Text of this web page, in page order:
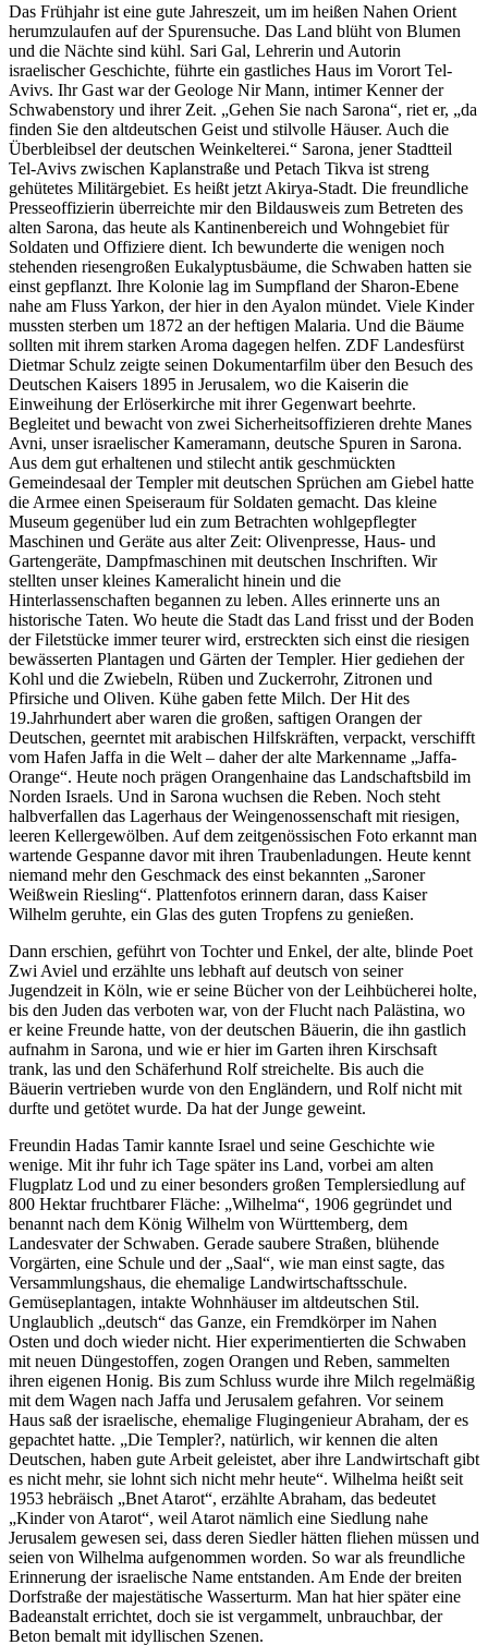
Das Frühjahr ist eine gute Jahreszeit, um im heißen Nahen Orient
herumzulaufen auf der Spurensuche. Das Land blüht von Blumen
und die Nächte sind kühl. Sari Gal, Lehrerin und Autorin
israelischer Geschichte, führte ein gastliches Haus im Vorort Tel-
Avivs. Ihr Gast war der Geologe Nir Mann, intimer Kenner der
Schwabenstory und ihrer Zeit.
Gehen Sie nach Sarona , riet er,
da
finden Sie den altdeutschen Geist und stilvolle Häuser. Auch die
Überbleibsel der deutschen Weinkelterei.
Sarona, jener Stadtteil
Tel-Avivs zwischen Kaplanstraße und Petach Tikva ist streng
gehütetes Militärgebiet. Es heißt jetzt Akirya-Stadt. Die freundliche
Presseoffizierin überreichte mir den Bildausweis zum Betreten des
alten Sarona, das heute als Kantinenbereich und Wohngebiet für
Soldaten und Offiziere dient. Ich bewunderte die wenigen noch
stehenden riesengroßen Eukalyptusbäume, die Schwaben hatten sie
einst gepflanzt. Ihre Kolonie lag im Sumpfland der Sharon-Ebene
nahe am Fluss Yarkon, der hier in den Ayalon mündet. Viele Kinder
mussten sterben um 1872 an der heftigen Malaria. Und die Bäume
sollten mit ihrem starken Aroma dagegen helfen. ZDF Landesfürst
Dietmar Schulz zeigte seinen Dokumentarfilm über den Besuch des
Deutschen Kaisers 1895 in Jerusalem, wo die Kaiserin die
Einweihung der Erlöserkirche mit ihrer Gegenwart beehrte.
Begleitet und bewacht von zwei Sicherheitsoffizieren drehte Manes
Avni, unser israelischer Kameramann, deutsche Spuren in Sarona.
Aus dem gut erhaltenen und stilecht antik geschmückten
Gemeindesaal der Templer mit deutschen Sprüchen am Giebel hatte
die Armee einen Speiseraum für Soldaten gemacht. Das kleine
Museum gegenüber lud ein zum Betrachten wohlgepflegter
Maschinen und Geräte aus alter Zeit: Olivenpresse, Haus- und
Gartengeräte, Dampfmaschinen mit deutschen Inschriften. Wir
stellten unser kleines Kameralicht hinein und die
Hinterlassenschaften begannen zu leben. Alles erinnerte uns an
historische Taten. Wo heute die Stadt das Land frisst und der Boden
der Filetstücke immer teurer wird, erstreckten sich einst die riesigen
bewässerten Plantagen und Gärten der Templer. Hier gediehen der
Kohl und die Zwiebeln, Rüben und Zuckerrohr, Zitronen und
Pfirsiche und Oliven. Kühe gaben fette Milch. Der Hit des
19.Jahrhundert aber waren die großen, saftigen Orangen der
Deutschen, geerntet mit arabischen Hilfskräften, verpackt, verschifft
vom Hafen Jaffa in die Welt – daher der alte Markenname
Jaffa-
Orange . Heute noch prägen Orangenhaine das Landschaftsbild im
Norden Israels. Und in Sarona wuchsen die Reben. Noch steht
halbverfallen das Lagerhaus der Weingenossenschaft mit riesigen,
leeren Kellergewölben. Auf dem zeitgenössischen Foto erkannt man
wartende Gespanne davor mit ihren Traubenladungen. Heute kennt
niemand mehr den Geschmack des einst bekannten
Saroner
Weißwein Riesling . Plattenfotos erinnern daran, dass Kaiser
Wilhelm geruhte, ein Glas des guten Tropfens zu genießen.
Dann erschien, geführt von Tochter und Enkel, der alte, blinde Poet
Zwi Aviel und erzählte uns lebhaft auf deutsch von seiner
Jugendzeit in Köln, wie er seine Bücher von der Leihbücherei holte,
bis den Juden das verboten war, von der Flucht nach Palästina, wo
er keine Freunde hatte, von der deutschen Bäuerin, die ihn gastlich
aufnahm in Sarona, und wie er hier im Garten ihren Kirschsaft
trank, las und den Schäferhund Rolf streichelte. Bis auch die
Bäuerin vertrieben wurde von den Engländern, und Rolf nicht mit
durfte und getötet wurde. Da hat der Junge geweint.
Freundin Hadas Tamir kannte Israel und seine Geschichte wie
wenige. Mit ihr fuhr ich Tage später ins Land, vorbei am alten
Flugplatz Lod und zu einer besonders großen Templersiedlung auf
800 Hektar fruchtbarer Fläche:
Wilhelma , 1906 gegründet und
benannt nach dem König Wilhelm von Württemberg, dem
Landesvater der Schwaben. Gerade saubere Straßen, blühende
Vorgärten, eine Schule und der
Saal , wie man einst sagte, das
Versammlungshaus, die ehemalige Landwirtschaftsschule.
Gemüseplantagen, intakte Wohnhäuser im altdeutschen Stil.
Unglaublich
deutsch
das Ganze, ein Fremdkörper im Nahen
Osten und doch wieder nicht. Hier experimentierten die Schwaben
mit neuen Düngestoffen, zogen Orangen und Reben, sammelten
ihren eigenen Honig. Bis zum Schluss wurde ihre Milch regelmäßig
mit dem Wagen nach Jaffa und Jerusalem gefahren. Vor seinem
Haus saß der israelische, ehemalige Flugingenieur Abraham, der es
gepachtet hatte.
Die Templer?, natürlich, wir kennen die alten
Deutschen, haben gute Arbeit geleistet, aber ihre Landwirtschaft gibt
es nicht mehr, sie lohnt sich nicht mehr heute . Wilhelma heißt seit
1953 hebräisch
Bnet Atarot , erzählte Abraham, das bedeutet
Kinder von Atarot , weil Atarot nämlich eine Siedlung nahe
Jerusalem gewesen sei, dass deren Siedler hätten fliehen müssen und
seien von Wilhelma aufgenommen worden. So war als freundliche
Erinnerung der israelische Name entstanden. Am Ende der breiten
Dorfstraße der majestätische Wasserturm. Man hat hier später eine
Badeanstalt errichtet, doch sie ist vergammelt, unbrauchbar, der
Beton bemalt mit idyllischen Szenen.